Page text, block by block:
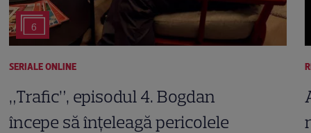
6
SERIALE ONLINE
„Trafic”, episodul 4. Bogdan
începe să înțeleagă pericolele